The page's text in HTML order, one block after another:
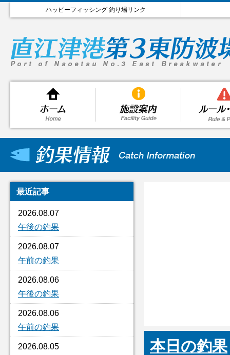
ハッピーフィッシング 釣り場リンク
最近記事
2026.08.07
午後の釣果
2026.08.07
午前の釣果
2026.08.06
午後の釣果
2026.08.06
午前の釣果
2026.08.05
本日の釣果